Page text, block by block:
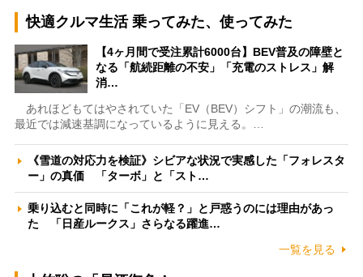
快適クルマ生活 乗ってみた、使ってみた
【4ヶ月間で受注累計6000台】BEV普及の障壁と
なる「航続距離の不安」「充電のストレス」解
消…
あれほどもてはやされていた「EV（BEV）シフト」の潮流も、
最近では減速基調になっているように見える。…
《雪道の対応力を検証》シビアな状況で実感した「フォレスタ
ー」の真価 「ターボ」と「スト…
乗り込むと同時に「これが軽？」と戸惑うのには理由があっ
た 「日産ルークス」さらなる躍進…
一覧を見る